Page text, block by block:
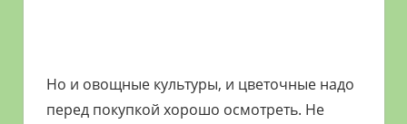
Но и овощные культуры, и цветочные надо
перед покупкой хорошо осмотреть. Не